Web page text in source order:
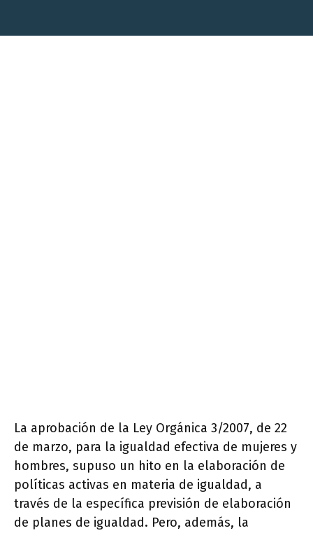
La aprobación de la Ley Orgánica 3/2007, de 22
de marzo, para la igualdad efectiva de mujeres y
hombres, supuso un hito en la elaboración de
políticas activas en materia de igualdad, a
través de la específica previsión de elaboración
de planes de igualdad. Pero, además, la